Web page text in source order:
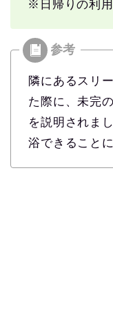
※日帰りの利用
隣にあるスリ
た際に、未完
を説明されま
浴できること